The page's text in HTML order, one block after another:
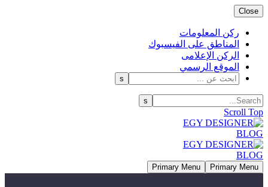
Close
ركن المعلومات
المناطق على الفيسبوك
الركن الإعلامى
الموقع الرسمي
Scroll Top
Primary Menu
Primary Menu